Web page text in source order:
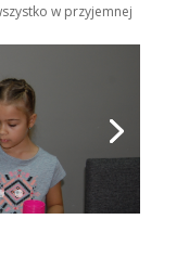
w przyjemnej